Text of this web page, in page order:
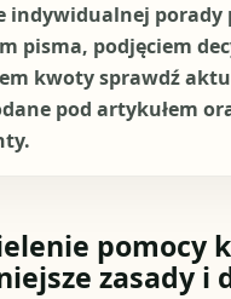
indywidualnej porady
pisma, podjęciem
kwoty sprawdź
pod artykułem
pomocy
zasady i